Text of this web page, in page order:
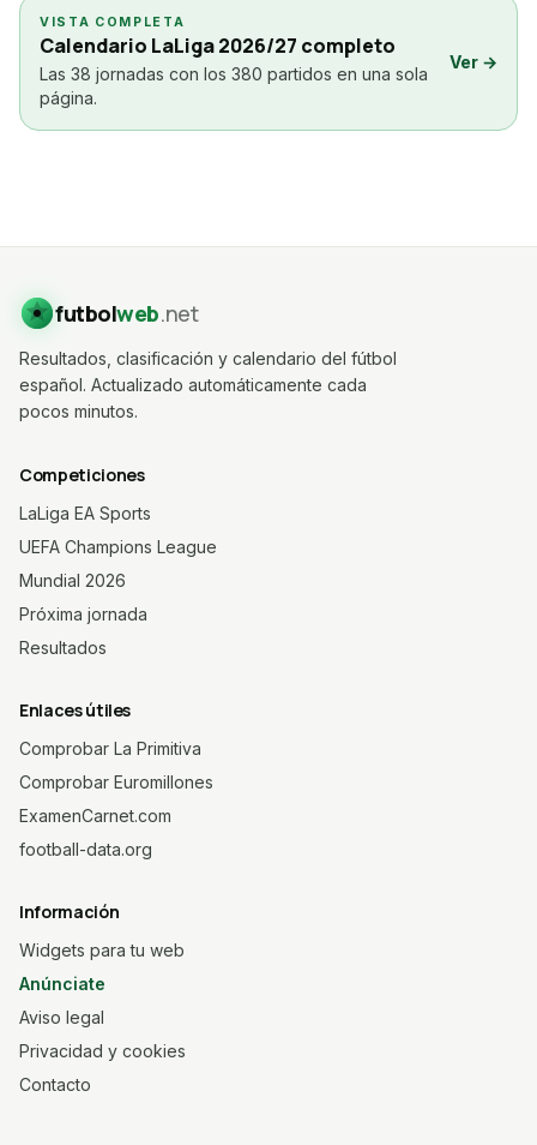
VISTA COMPLETA
Calendario LaLiga 2026/27 completo
Las 38 jornadas con los 380 partidos en una sola
página.
Ver →
futbolweb.net
Resultados, clasificación y calendario del fútbol
español. Actualizado automáticamente cada
pocos minutos.
Competiciones
LaLiga EA Sports
UEFA Champions League
Mundial 2026
Próxima jornada
Resultados
Enlaces útiles
Comprobar La Primitiva
Comprobar Euromillones
ExamenCarnet.com
football-data.org
Información
Widgets para tu web
Anúnciate
Aviso legal
Privacidad y cookies
Contacto